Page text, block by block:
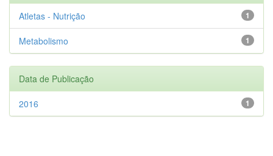
1
Atletas - Nutrição
1
Metabolismo
Data de Publicação
1
2016